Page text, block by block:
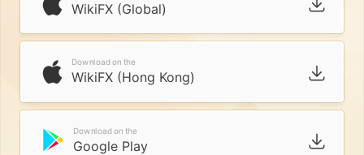
WikiFX (Global)
Download on the
WikiFX (Hong Kong)
Download on the
Google Play